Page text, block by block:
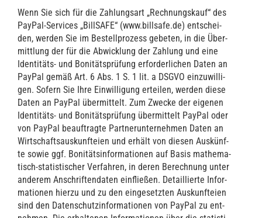
Wenn Sie sich für die Zah­lungs­art „Rech­nungs­kauf“ des
Pay­Pal-Ser­vices „Bill­SAFE“ (www.billsafe.de) ent­schei­
den, wer­den Sie im Bestell­pro­zess gebe­ten, in die Über­
mitt­lung der für die Abwick­lung der Zah­lung und eine
Iden­ti­täts- und Boni­täts­prü­fung erfor­der­li­chen Daten an
Pay­Pal gemäß Art. 6 Abs. 1 S. 1 lit. a DSGVO ein­zu­wil­li­
gen. Sofern Sie Ihre Ein­wil­li­gung ertei­len, wer­den die­se
Daten an Pay­Pal über­mit­telt. Zum Zwe­cke der eige­nen
Iden­ti­täts- und Boni­täts­prü­fung über­mit­telt Pay­Pal oder
von Pay­Pal beauf­trag­te Part­ner­un­ter­neh­men Daten an
Wirt­schafts­aus­kunftei­en und erhält von die­sen Aus­künf­
te sowie ggf. Boni­täts­in­for­ma­tio­nen auf Basis mathe­ma­
tisch-sta­tis­ti­scher Ver­fah­ren, in deren Berech­nung unter
ande­rem Anschrif­ten­da­ten ein­flie­ßen. Detail­lier­te Infor­
ma­tio­nen hier­zu und zu den ein­ge­setz­ten Aus­kunftei­en
sind den Daten­schutz­in­for­ma­tio­nen von Pay­Pal zu ent­